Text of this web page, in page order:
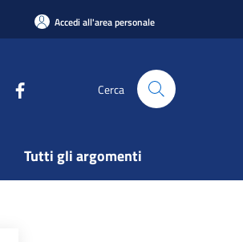
Accedi all'area personale
Cerca
Tutti gli argomenti